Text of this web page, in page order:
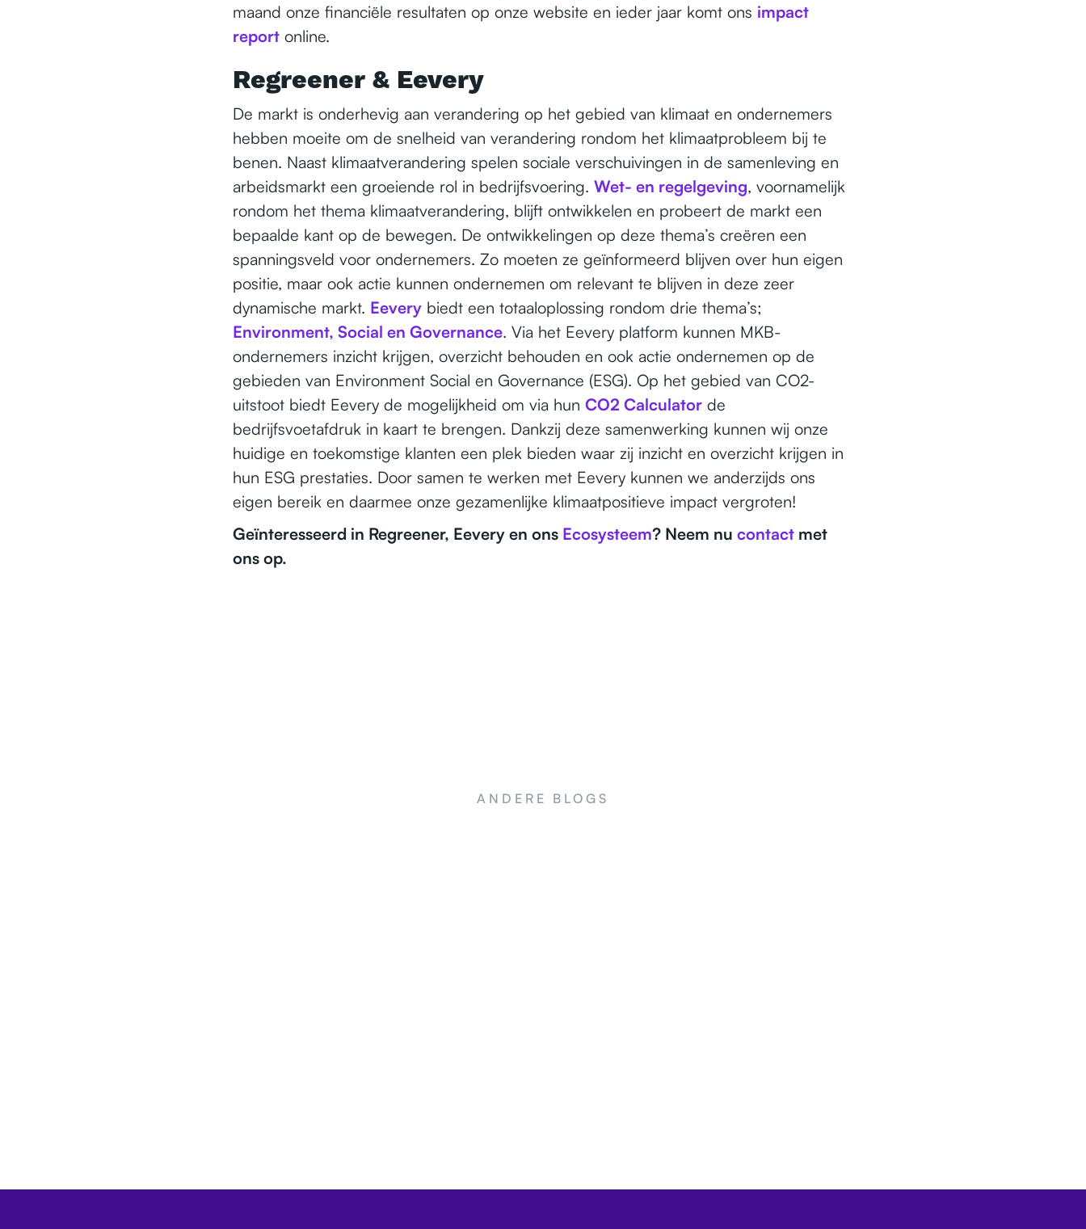
maand onze financiële resultaten op onze website en ieder jaar komt ons impact
report online.
Regreener & Eevery
De markt is onderhevig aan verandering op het gebied van klimaat en ondernemers
hebben moeite om de snelheid van verandering rondom het klimaatprobleem bij te
benen. Naast klimaatverandering spelen sociale verschuivingen in de samenleving en
arbeidsmarkt een groeiende rol in bedrijfsvoering. Wet- en regelgeving, voornamelijk
rondom het thema klimaatverandering, blijft ontwikkelen en probeert de markt een
bepaalde kant op de bewegen. De ontwikkelingen op deze thema’s creëren een
spanningsveld voor ondernemers. Zo moeten ze geïnformeerd blijven over hun eigen
positie, maar ook actie kunnen ondernemen om relevant te blijven in deze zeer
dynamische markt. Eevery biedt een totaaloplossing rondom drie thema’s;
Environment, Social en Governance. Via het Eevery platform kunnen MKB-
ondernemers inzicht krijgen, overzicht behouden en ook actie ondernemen op de
gebieden van Environment Social en Governance (ESG). Op het gebied van CO2-
uitstoot biedt Eevery de mogelijkheid om via hun CO2 Calculator de
bedrijfsvoetafdruk in kaart te brengen. Dankzij deze samenwerking kunnen wij onze
huidige en toekomstige klanten een plek bieden waar zij inzicht en overzicht krijgen in
hun ESG prestaties. Door samen te werken met Eevery kunnen we anderzijds ons
eigen bereik en daarmee onze gezamenlijke klimaatpositieve impact vergroten!
Geïnteresseerd in Regreener, Eevery en ons Ecosysteem? Neem nu contact met
ons op.
ANDERE BLOGS